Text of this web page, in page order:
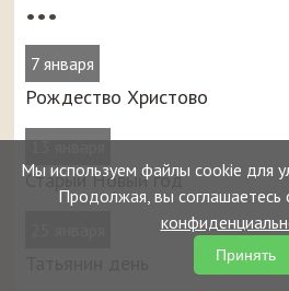
•••
7 января
Рождество Христово
13 января
Старый Новый год
Мы используем файлы cookie для
Продолжая, вы соглашаетесь
Принять